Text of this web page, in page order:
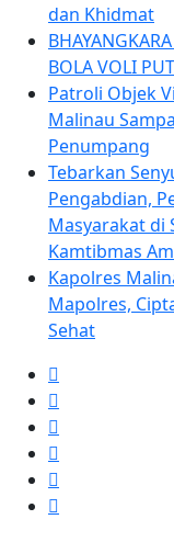
dan Khidmat
BOLA VOLI
Patroli Objek
Malinau
Penumpang
Tebarkan
Pengabdian,
Masyarakat di
Kamtibmas
Kapolres
Mapolres,
Sehat